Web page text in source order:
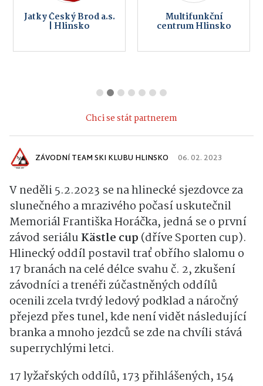
Jatky Český Brod a.s.
| Hlinsko
Multifunkční
centrum Hlinsko
Chci se stát partnerem
ZÁVODNÍ TEAM SKI KLUBU HLINSKO 06. 02. 2023
V neděli 5.2.2023 se na hlinecké sjezdovce za
slunečného a mrazivého počasí uskutečnil
Memoriál Františka Horáčka, jedná se o první
závod seriálu Kästle cup (dříve Sporten cup).
Hlinecký oddíl postavil trať obřího slalomu o
17 branách na celé délce svahu č. 2, zkušení
závodníci a trenéři zúčastněných oddílů
ocenili zcela tvrdý ledový podklad a náročný
přejezd přes tunel, kde není vidět následující
branka a mnoho jezdců se zde na chvíli stává
superrychlými letci.
17 lyžařských oddílů, 173 přihlášených, 154